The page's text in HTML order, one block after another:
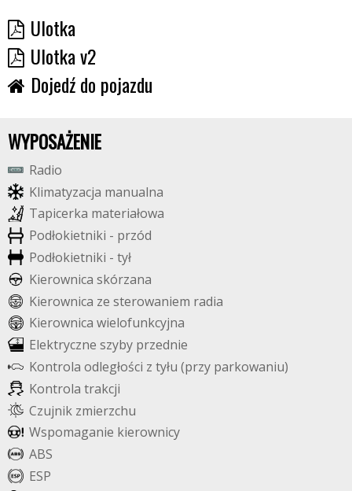
Ulotka
Ulotka v2
Dojedź do pojazdu
WYPOSAŻENIE
Radio
Klimatyzacja manualna
Tapicerka materiałowa
Podłokietniki - przód
Podłokietniki - tył
Kierownica skórzana
Kierownica ze sterowaniem radia
Kierownica wielofunkcyjna
Elektryczne szyby przednie
Kontrola odległości z tyłu (przy parkowaniu)
Kontrola trakcji
Czujnik zmierzchu
Wspomaganie kierownicy
ABS
ESP